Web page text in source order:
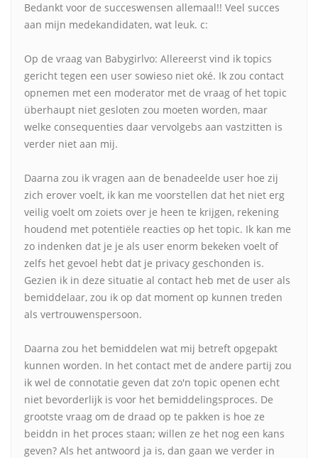
Bedankt voor de succeswensen allemaal!! Veel succes
aan mijn medekandidaten, wat leuk. c:
Op de vraag van Babygirlvo: Allereerst vind ik topics
gericht tegen een user sowieso niet oké. Ik zou contact
opnemen met een moderator met de vraag of het topic
überhaupt niet gesloten zou moeten worden, maar
welke consequenties daar vervolgebs aan vastzitten is
verder niet aan mij.
Daarna zou ik vragen aan de benadeelde user hoe zij
zich erover voelt, ik kan me voorstellen dat het niet erg
veilig voelt om zoiets over je heen te krijgen, rekening
houdend met potentiële reacties op het topic. Ik kan me
zo indenken dat je je als user enorm bekeken voelt of
zelfs het gevoel hebt dat je privacy geschonden is.
Gezien ik in deze situatie al contact heb met de user als
bemiddelaar, zou ik op dat moment op kunnen treden
als vertrouwenspersoon.
Daarna zou het bemiddelen wat mij betreft opgepakt
kunnen worden. In het contact met de andere partij zou
ik wel de connotatie geven dat zo'n topic openen echt
niet bevorderlijk is voor het bemiddelingsproces. De
grootste vraag om de draad op te pakken is hoe ze
beiddn in het proces staan; willen ze het nog een kans
geven? Als het antwoord ja is, dan gaan we verder in